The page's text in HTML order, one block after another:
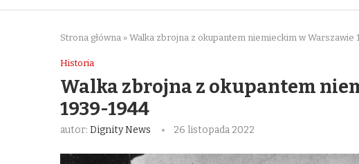
Strona główna » Walka zbrojna z okupantem niemieckim w Warszawie
Historia
Walka zbrojna z okupantem
1939-1944
autor: Dignity News 26 listopada 2022